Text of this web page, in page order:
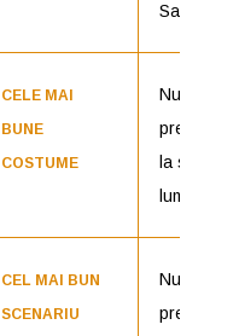
Saga Film
CELE MAI
BUNE
COSTUME
Nu
prea mult
la sfîrșitul
lumii
CEL MAI BUN
SCENARIU
Nu
prea mult